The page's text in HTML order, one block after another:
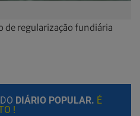
de regularização fundiária
DIÁRIO POPULAR. É
!